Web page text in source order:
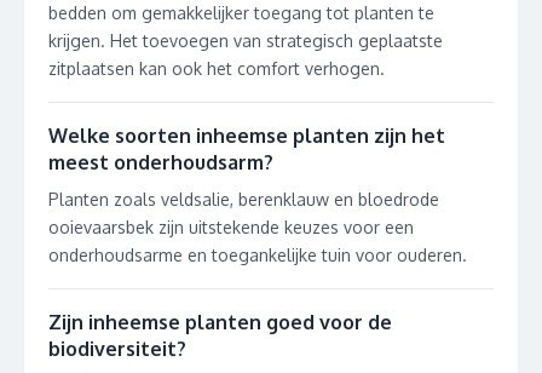
bedden om gemakkelijker toegang tot planten te
krijgen. Het toevoegen van strategisch geplaatste
zitplaatsen kan ook het comfort verhogen.
Welke soorten inheemse planten zijn het
meest onderhoudsarm?
Planten zoals veldsalie, berenklauw en bloedrode
ooievaarsbek zijn uitstekende keuzes voor een
onderhoudsarme en toegankelijke tuin voor ouderen.
Zijn inheemse planten goed voor de
biodiversiteit?